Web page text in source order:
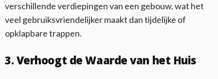
verschillende verdiepingen van een gebouw, wat het
veel gebruiksvriendelijker maakt dan tijdelijke of
opklapbare trappen.
3. Verhoogt de Waarde van het Huis